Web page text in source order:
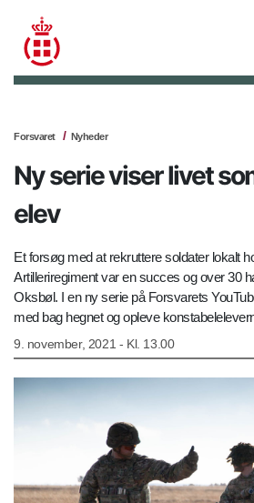
Forsvaret Nyheder
Ny serie viser livet
elev
Et forsøg med at rekruttere soldater lokalt
Artilleriregiment var en succes og over 30
Oksbøl. I en ny serie på Forsvarets
med bag hegnet og opleve
9. november, 2021 - Kl. 13.00